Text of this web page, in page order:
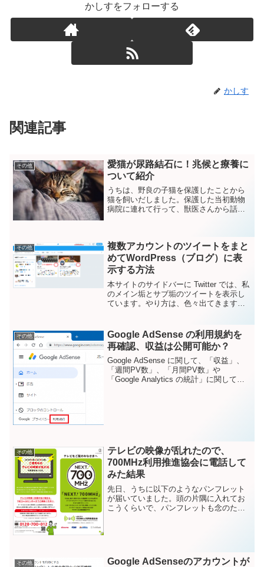
かしすをフォローする
かしす
関連記事
その他
愛猫が尿路結石に！兆候と療養に
ついて紹介
うちは、野良の子猫を保護したことから
猫を飼いだしました。保護した当初動物
病院に連れて行って、獣医さんから話を
けていました。うちの猫は、...
その他
複数アカウントのツイートをまと
めてWordPress（ブログ）に表
示する方法
本サイトのサイドバーに Twitter では、私
のメイン垢とサブ垢のツイートを表示し
ています。やり方は、色々出てきますが
法で、複数アカウントのツイートをブロ
グに表示させ...
その他
Google AdSense の利用規約を
再確認、収益は公開可能か？
Google AdSense に関して、「収益」、
「週間PV数」、「月間PV数」や
「Google Analytics の統計」に関してブ
その他
テレビの映像が乱れたので、
700MHz利用推進協会に電話して
みた結果
先日、うちに以下のようなパンフレット
が届いていました。頭の片隅に入れてお
こうくらいで、パンフレットも念のため
その他
Google AdSenseのアカウントが